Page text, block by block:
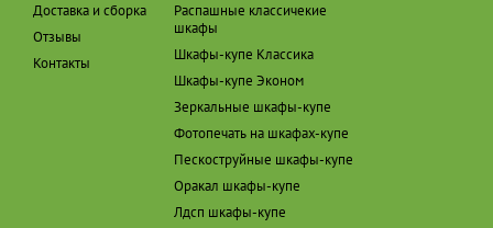
Доставка и сборка
Отзывы
Контакты
Распашные классичекие
шкафы
Шкафы-купе Классика
Шкафы-купе Эконом
Зеркальные шкафы-купе
Фотопечать на шкафах-купе
Пескоструйные шкафы-купе
Оракал шкафы-купе
Лдсп шкафы-купе